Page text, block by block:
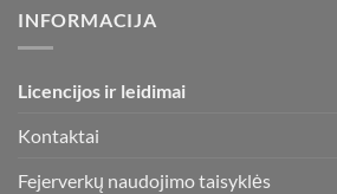
INFORMACIJA
Licencijos ir leidimai
Kontaktai
Fejerverkų naudojimo taisyklės